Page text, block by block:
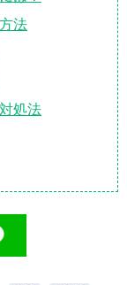
法
処法